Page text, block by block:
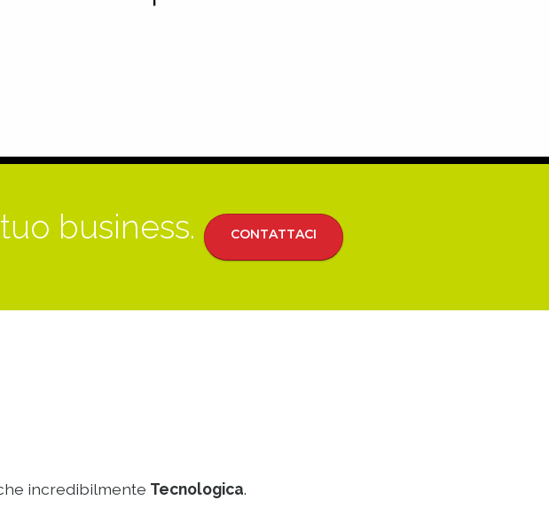
business. CONTATTACI
incredibilmente Tecnologica.